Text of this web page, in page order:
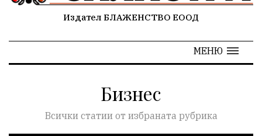
Издател БЛАЖЕНСТВО ЕООД
МЕНЮ
Бизнес
Всички статии от избраната рубрика